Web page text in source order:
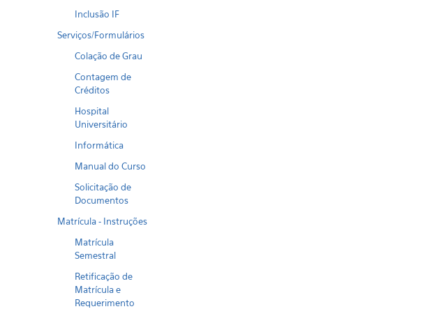
Inclusão IF
Serviços/Formulários
Colação de Grau
Contagem de
Créditos
Hospital
Universitário
Informática
Manual do Curso
Solicitação de
Documentos
Matrícula - Instruções
Matrícula
Semestral
Retificação de
Matrícula e
Requerimento